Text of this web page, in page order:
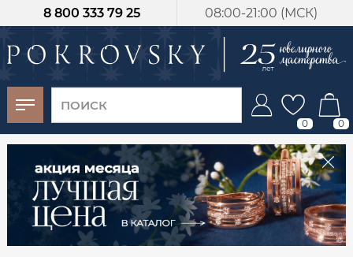
08:00-21:00 (МСК)
8 800 333 79 25
0 0
-30%
от 15 дней с
момента оплаты